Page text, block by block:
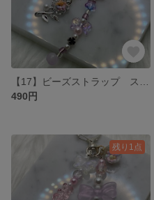
490円
残り1点